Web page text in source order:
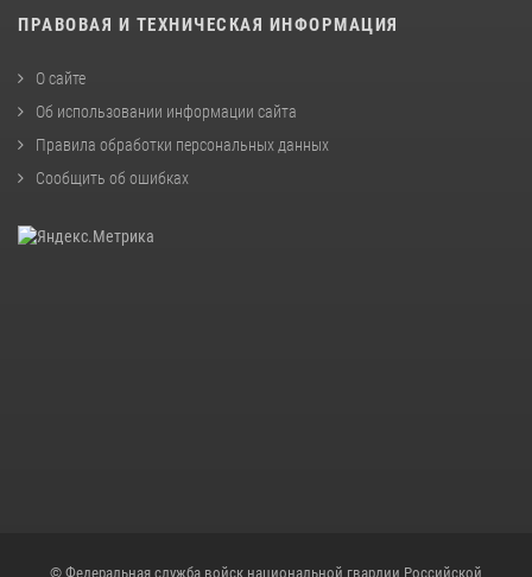
ПРАВОВАЯ И ТЕХНИЧЕСКАЯ ИНФОРМАЦИЯ
О сайте
Об использовании информации сайта
Правила обработки персональных данных
Сообщить об ошибках
© Федеральная служба войск национальной гвардии Российской